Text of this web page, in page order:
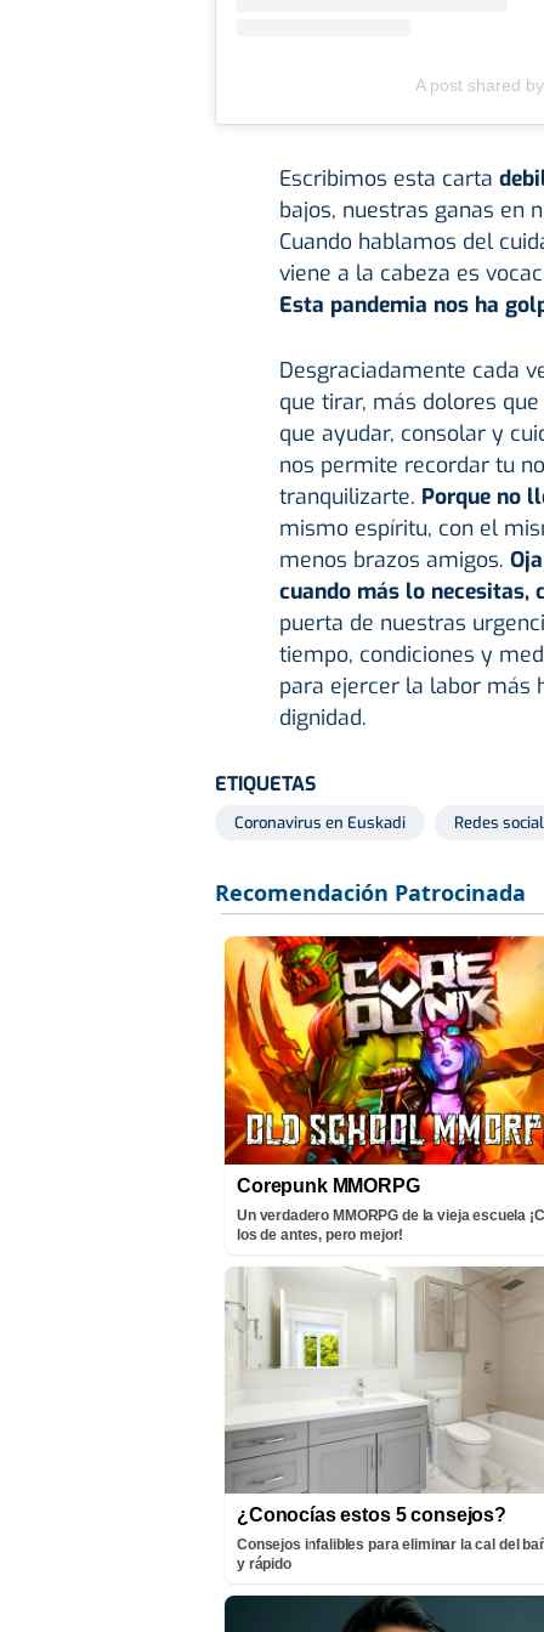
A post shared
Escribimos esta carta
bajos, nuestras ganas en
Cuando hablamos del
viene a la cabeza es
Esta pandemia nos ha
Desgraciadamente cada
que tirar, más dolores
que ayudar, consolar y
nos permite recordar tu
tranquilizarte. Porque no
mismo espíritu, con el
menos brazos amigos.
cuando más lo necesitas,
puerta de nuestras
tiempo, condiciones y
para ejercer la labor más
dignidad.
ETIQUETAS
Coronavirus en Euskadi Redes
Corepunk MMORPG
Un verdadero MMORPG de la vieja escuela
los de antes, pero mejor!
¿Conocías estos 5 consejos?
Consejos infalibles para eliminar la cal del
y rápido